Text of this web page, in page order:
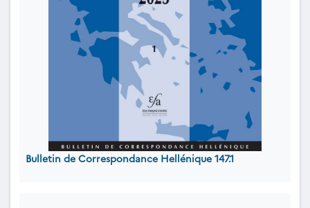
Bulletin de Correspondance Hellénique 147.1